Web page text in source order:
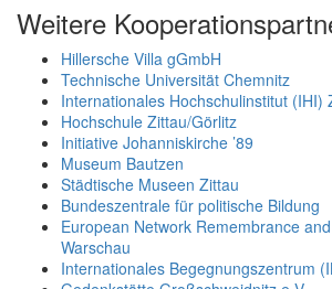
Weitere
Hillersche Villa gGmbH
Technische Universität Chemnitz
Internationales Hochschulinstitut (IHI)
Hochschule Zittau/Görlitz
Initiative Johanniskirche ’89
Museum Bautzen
Städtische Museen Zittau
Bundeszentrale für politische Bildung
European Network Remembrance
Warschau
Internationales Begegnungszentrum